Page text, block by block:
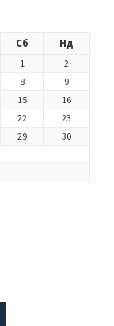
Сб Нд
1
2
8
9
15
16
22
23
29
30